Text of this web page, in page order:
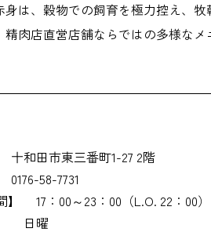
は、穀物での飼育を極力控え、
肉店直営店舗ならではの多様な
十和田市東三番町1-27 2階
0176-58-7731
17：00～23：00（L.O. 22：00）
日曜